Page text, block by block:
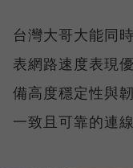
台灣大哥大能同
表網路速度表現
備高度穩定性與
一致且可靠的連線